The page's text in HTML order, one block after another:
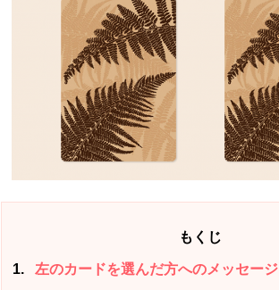
もくじ
1 左のカードを選んだ方へのメッセージ